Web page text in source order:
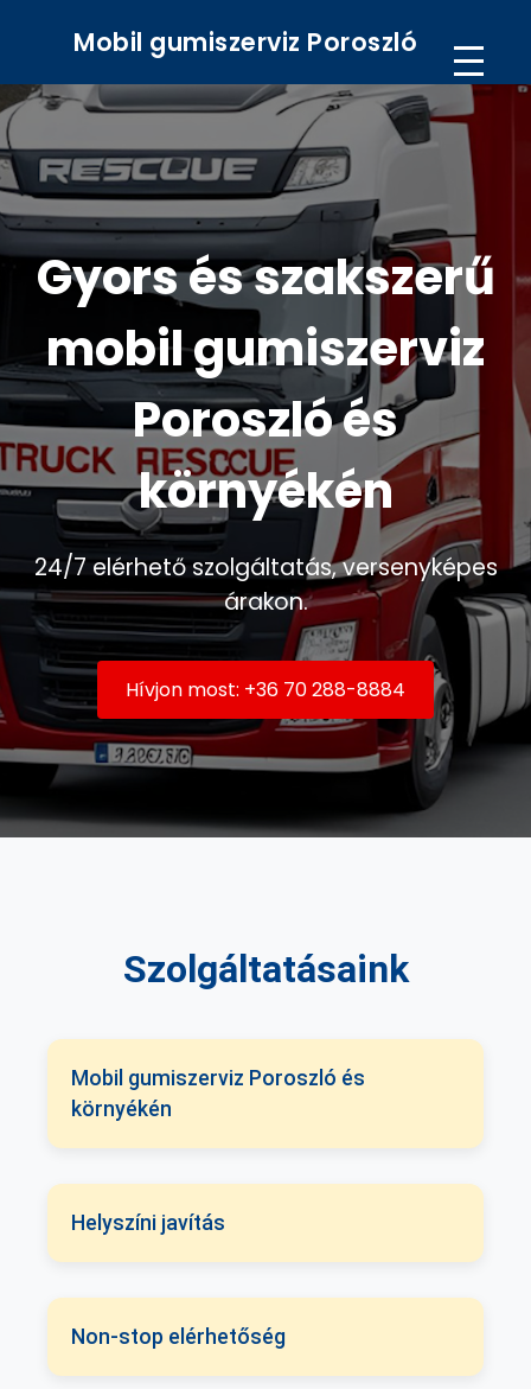
Mobil gumiszerviz Poroszló
Gyors és szakszerű
mobil gumiszerviz
Poroszló és
környékén
24/7 elérhető szolgáltatás, versenyképes
árakon.
Hívjon most: +36 70 288-8884
Szolgáltatásaink
Mobil gumiszerviz Poroszló és
környékén
Helyszíni javítás
Non-stop elérhetőség